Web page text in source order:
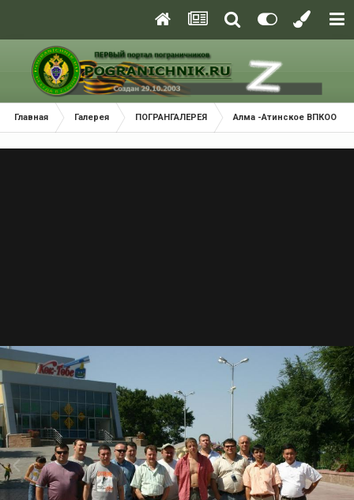
Главная Галерея ПОГРАНГАЛЕРЕЯ Алма -Атинское